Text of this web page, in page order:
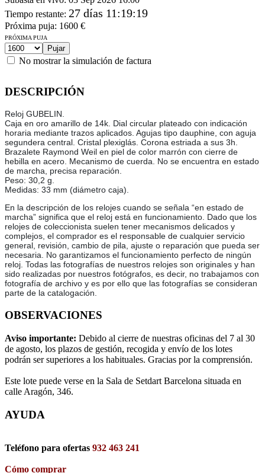
Tiempo restante: 27 días 11:19:19
Próxima puja: 1600 €
PRÓXIMA PUJA
No mostrar la simulación de factura
DESCRIPCIÓN
Reloj GUBELIN.
Caja en oro amarillo de 14k. Dial circular plateado con indicación
horaria mediante trazos aplicados. Agujas tipo dauphine, con aguja
segundera central. Cristal plexiglás. Corona estriada a sus 3h.
Brazalete Raymond Weil en piel de color marrón con cierre de
hebilla en acero. Mecanismo de cuerda. No se encuentra en estado
de marcha, precisa reparación.
Peso: 30,2 g.
Medidas: 33 mm (diámetro caja).
En la descripción de los relojes cuando se señala “en estado de
marcha” significa que el reloj está en funcionamiento. Dado que los
relojes de coleccionista suelen tener mecanismos delicados y
complejos, el comprador es el responsable de cualquier servicio
general, revisión, cambio de pila, ajuste o reparación que pueda ser
necesaria. No garantizamos el funcionamiento perfecto de ningún
reloj. Todas las fotografías de nuestros relojes son originales y han
sido realizadas por nuestros fotógrafos, es decir, no trabajamos con
fotografía de archivo y es por ello que las fotografías se consideran
parte de la catalogación.
OBSERVACIONES
Aviso importante: Debido al cierre de nuestras oficinas del 7 al 30
de agosto, los plazos de gestión, recogida y envío de los lotes
podrán ser superiores a los habituales. Gracias por la comprensión.
Este lote puede verse en la Sala de Setdart Barcelona situada en
calle Aragón, 346.
AYUDA
Teléfono para ofertas 932 463 241
Cómo comprar